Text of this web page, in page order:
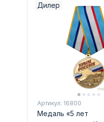
Дилер
Артикул: 16800
Медаль «5 лет